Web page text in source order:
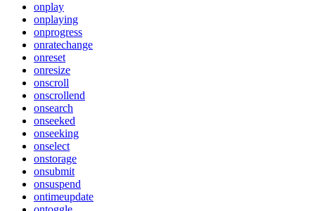
onplay
onplaying
onprogress
onratechange
onreset
onresize
onscroll
onscrollend
onsearch
onseeked
onseeking
onselect
onstorage
onsubmit
onsuspend
ontimeupdate